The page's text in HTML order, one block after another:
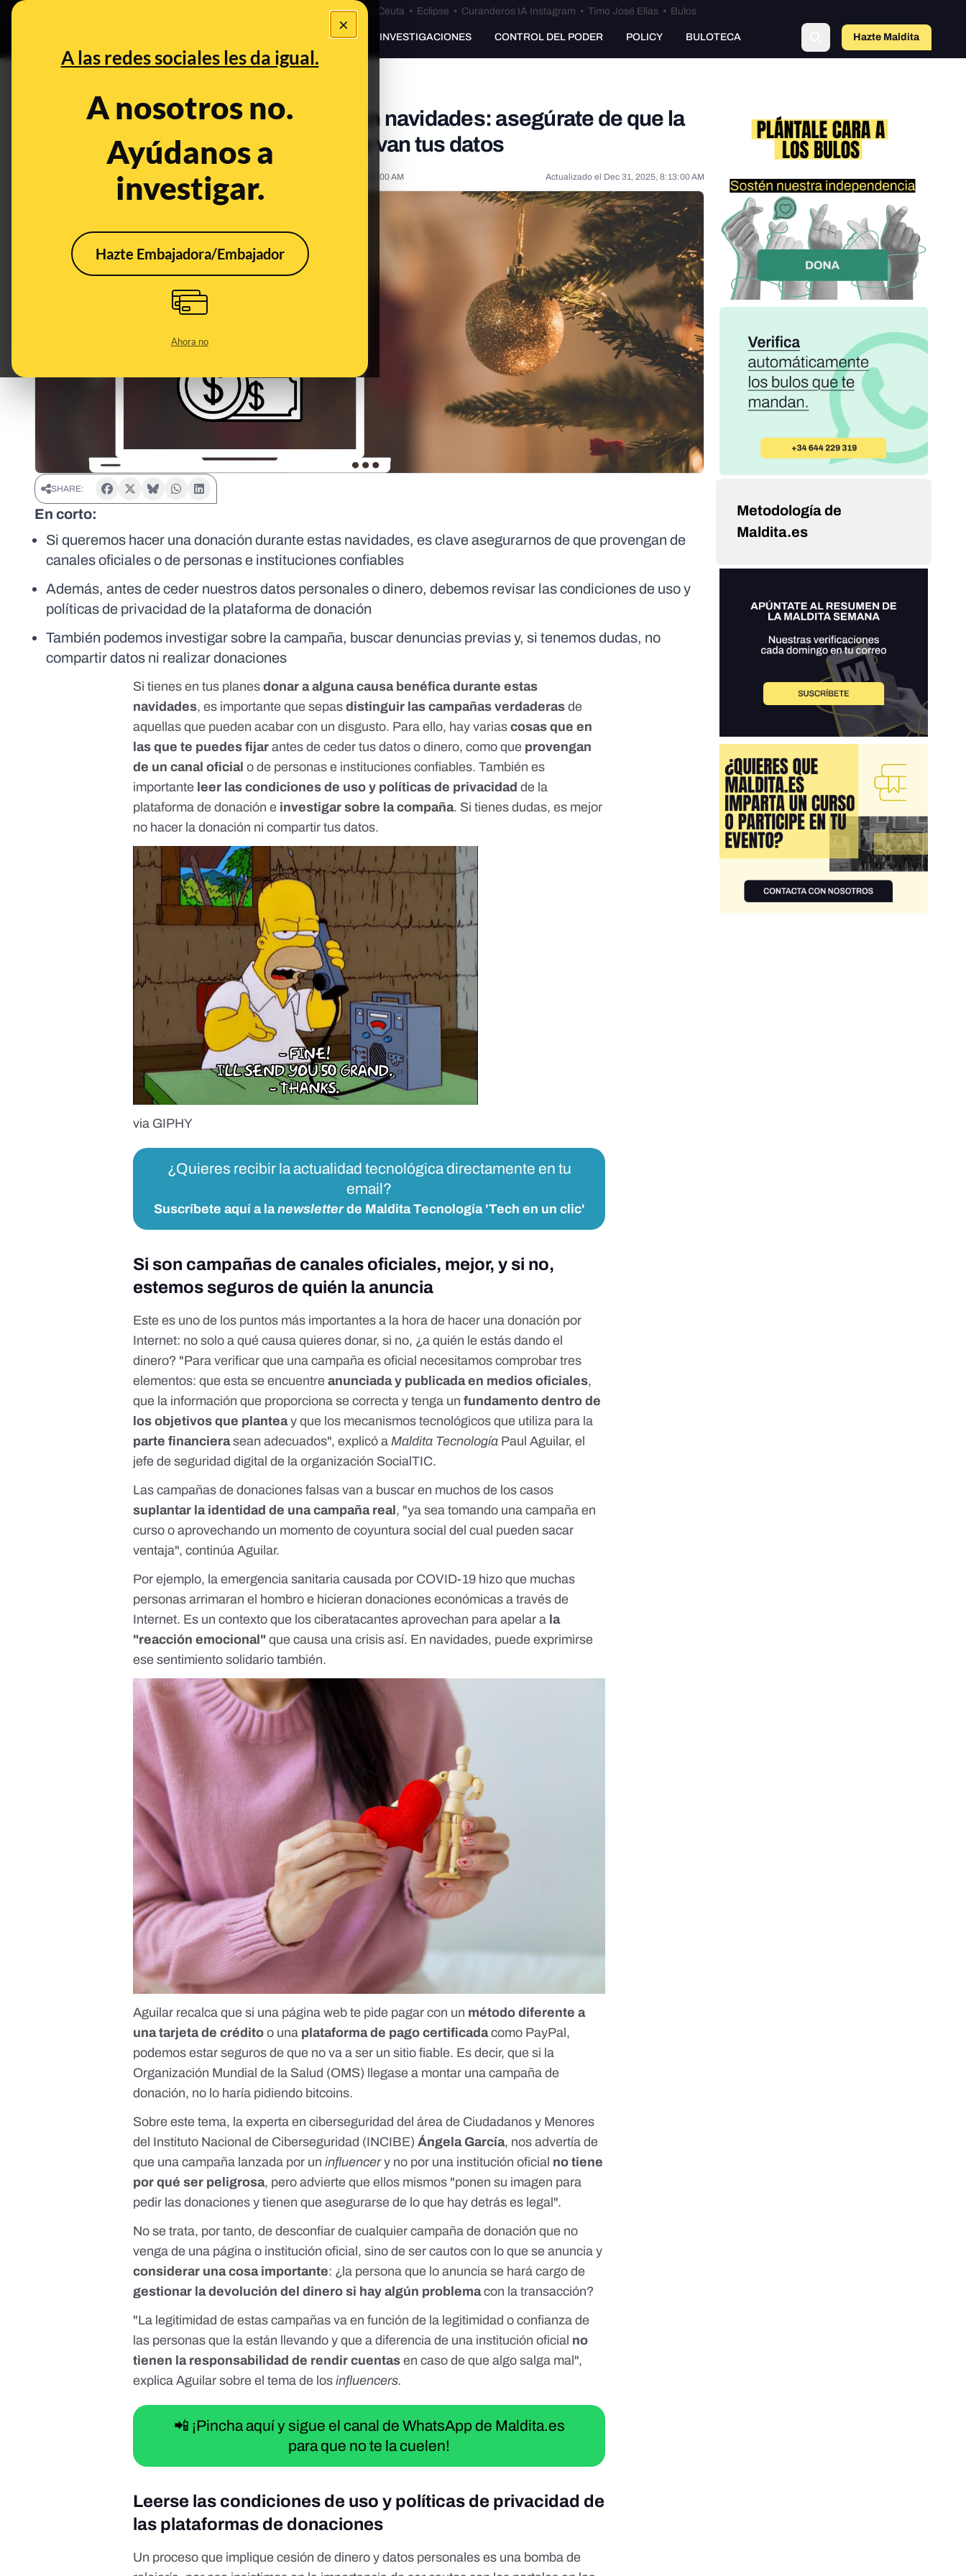
×
A las redes sociales les da igual.
A nosotros no.
Ayúdanos a
investigar.
Hazte Embajadora/Embajador
Ahora no
Especial Ceuta•Bulos Ceuta • Eclipse • Curanderos IA Instagram • Timo José Elías • Bulos
PREBUNKING INVESTIGACIONES CONTROL DEL PODER POLICY BULOTECA Hazte Maldito
Consejos para hacer donaciones en navidades: asegúrate de que la
campaña solidaria es real y adónde van tus datos
Dec 18, 2020, 6:18:00 AM Actualizado el Dec 31, 2025, 8:13:00 AM
SHARE:
En corto:
Si queremos hacer una donación durante estas navidades, es clave asegurarnos de que provengan de
canales oficiales o de personas e instituciones confiables
Además, antes de ceder nuestros datos personales o dinero, debemos revisar las condiciones de uso y
políticas de privacidad de la plataforma de donación
También podemos investigar sobre la campaña, buscar denuncias previas y, si tenemos dudas, no
compartir datos ni realizar donaciones
Si tienes en tus planesdonar a alguna causa benéfica durante estas
navidades, es importante que sepasdistinguir las campañas verdaderas de
aquellas que pueden acabar con un disgusto. Para ello, hay variascosas que en
las que te puedes fijarantes de ceder tus datos o dinero, como que provengan
de un canal oficial o de personas e instituciones confiables. También es
importante leer las condiciones de uso y políticas de privacidadde la
plataforma de donación e investigar sobre la compaña. Si tienes dudas, es mejor
no hacer la donación ni compartir tus datos.
via GIPHY
¿Quieres recibir la actualidad tecnológica directamente en tu
email?
Suscríbete aquí a lanewsletterde Maldita Tecnología 'Tech en un clic'
Si son campañas de canales oficiales, mejor, y si no,
estemos seguros de quién la anuncia
Este es uno de los puntos más importantes a la hora de hacer una donación por
Internet: no solo a qué causa quieres donar, si no, ¿a quién le estás dando el
dinero? "Para verificar que una campaña es oficial necesitamos comprobar tres
elementos: que esta se encuentreanunciada y publicada en medios oficiales,
que la información que proporciona se correcta y tenga unfundamento dentro de
los objetivos que planteay que los mecanismos tecnológicos que utiliza para la
parte financierasean adecuados", explicó aMaldita Tecnología Paul Aguilar, el
jefe de seguridad digital de la organización SocialTIC.
Las campañas de donaciones falsas van a buscar en muchos de los casos
suplantar la identidad de una campaña real , "ya sea tomando una campaña en
curso o aprovechando un momento de coyuntura social del cual pueden sacar
ventaja", continúa Aguilar.
Por ejemplo, la emergencia sanitaria causada por COVID-19 hizo que muchas
personas arrimaran el hombro e hicieran donaciones económicas a través de
Internet. Es un contexto que los ciberatacantes aprovechan para apelar a la
"reacción emocional" que causa una crisis así. En navidades, puede exprimirse
ese sentimiento solidario también.
Aguilar recalca que si una página web te pide pagar con un método diferente a
una tarjeta de crédito o una plataforma de pago certificadacomo PayPal,
podemos estar seguros de que no va a ser un sitio fiable. Es decir, que si la
Organización Mundial de la Salud (OMS) llegase a montar una campaña de
donación, no lo haría pidiendo bitcoins.
Sobre este tema, la experta en ciberseguridad del área de Ciudadanos y Menores
del Instituto Nacional de Ciberseguridad (INCIBE)Ángela García, nos advertía de
que una campaña lanzada por uninfluencery no por una institución oficial no tiene
por qué ser peligrosa, pero advierte que ellos mismos "ponen su imagen para
pedir las donaciones y tienen que asegurarse de lo que hay detrás es legal".
No se trata, por tanto, de desconfiar de cualquier campaña de donación que no
venga de una página o institución oficial, sino de ser cautos con lo que se anuncia y
considerar una cosa importante: ¿la persona que lo anuncia se hará cargo de
gestionar la devolución del dinero si hay algún problemacon la transacción?
"La legitimidad de estas campañas va en función de la legitimidad o confianza de
las personas que la están llevando y que a diferencia de una institución oficial no
tienen la responsabilidad de rendir cuentas en caso de que algo salga mal",
explica Aguilar sobre el tema de losinfluencers.
📲 ¡Pincha aquí y sigue el canal de WhatsApp de Maldita.es
para que no te la cuelen!
Leerse las condiciones de uso y políticas de privacidad de
las plataformas de donaciones
Un proceso que implique cesión de dinero y datos personales es una bomba de
Metodología de
Maldita.es